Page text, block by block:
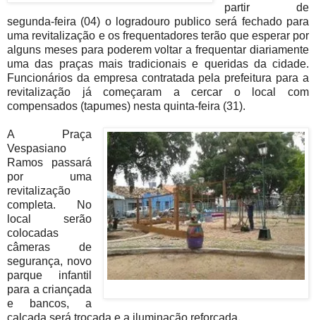
partir de
segunda-feira (04) o logradouro publico será fechado para
uma revitalização e os frequentadores terão que esperar por
alguns meses para poderem voltar a frequentar diariamente
uma das praças mais tradicionais e queridas da cidade.
Funcionários da empresa contratada pela prefeitura para a
revitalização já começaram a cercar o local com
compensados (tapumes) nesta quinta-feira (31).
A Praça
Vespasiano
Ramos passará
por uma
revitalização
completa. No
local serão
colocadas
câmeras de
segurança, novo
parque infantil
para a criançada
e bancos, a
calçada será trocada e a iluminação reforçada.